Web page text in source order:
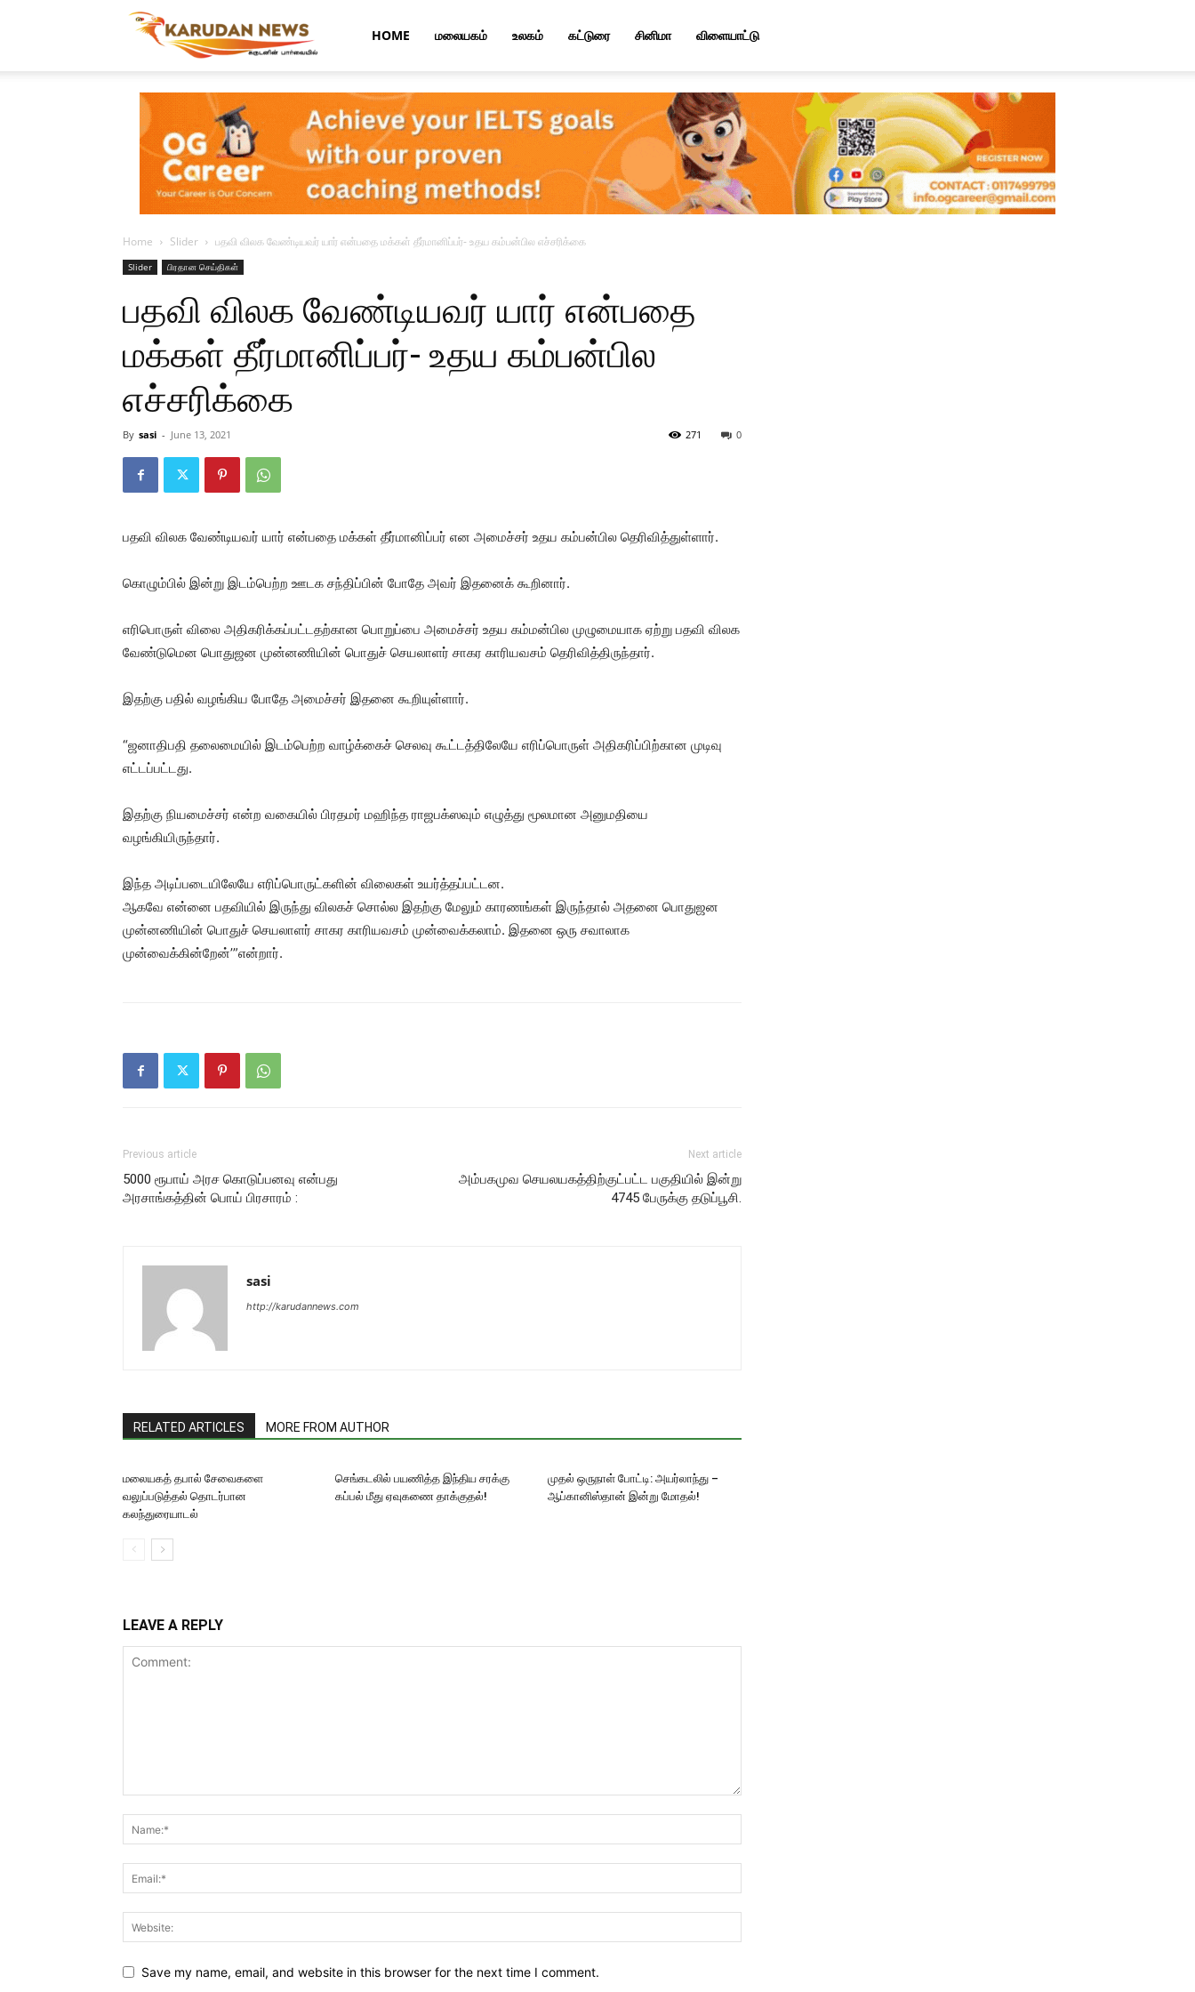
Karudan
News
HOME மலையகம் உலகம் கட்டுரை சினிமா விளையாட்டு
Home Slider பதவி விலக வேண்டியவர் யார் என்பதை மக்கள் தீர்மானிப்பர்- உதய கம்பன்பில எச்சரிக்கை
Slider பிரதான செய்திகள்
பதவி விலக வேண்டியவர் யார் என்பதை
மக்கள் தீர்மானிப்பர்- உதய கம்பன்பில
எச்சரிக்கை
By sasi - June 13, 2021 0
271
பதவி விலக வேண்டியவர் யார் என்பதை மக்கள் தீர்மானிப்பர் என அமைச்சர் உதய கம்பன்பில தெரிவித்துள்ளார்.
கொழும்பில் இன்று இடம்பெற்ற ஊடக சந்திப்பின் போதே அவர் இதனைக் கூறினார்.
எரிபொருள் விலை அதிகரிக்கப்பட்டதற்கான பொறுப்பை அமைச்சர் உதய கம்மன்பில முழுமையாக ஏற்று பதவி விலக
வேண்டுமென பொதுஜன முன்னணியின் பொதுச் செயலாளர் சாகர காரியவசம் தெரிவித்திருந்தார்.
இதற்கு பதில் வழங்கிய போதே அமைச்சர் இதனை கூறியுள்ளார்.
“ஜனாதிபதி தலைமையில் இடம்பெற்ற வாழ்க்கைச் செலவு கூட்டத்திலேயே எரிப்பொருள் அதிகரிப்பிற்கான முடிவு
எட்டப்பட்டது.
இதற்கு நியமைச்சர் என்ற வகையில் பிரதமர் மஹிந்த ராஜபக்ஸவும் எழுத்து மூலமான அனுமதியை
வழங்கியிருந்தார்.
இந்த அடிப்படையிலேயே எரிப்பொருட்களின் விலைகள் உயர்த்தப்பட்டன.
ஆகவே என்னை பதவியில் இருந்து விலகச் சொல்ல இதற்கு மேலும் காரணங்கள் இருந்தால் அதனை பொதுஜன
முன்னணியின் பொதுச் செயலாளர் சாகர காரியவசம் முன்வைக்கலாம். இதனை ஒரு சவாலாக
முன்வைக்கின்றேன்’”என்றார்.
Previous article
5000 ரூபாய் அரச கொடுப்பனவு என்பது
அரசாங்கத்தின் பொய் பிரசாரம் :
Next article
அம்பகமுவ செயலயகத்திற்குட்பட்ட பகுதியில் இன்று
4745 பேருக்கு தடுப்பூசி.
sasi
http://karudannews.com
RELATED ARTICLES MORE FROM AUTHOR
மலையகத் தபால் சேவைகளை
வலுப்படுத்தல் தொடர்பான
கலந்துரையாடல்
செங்கடலில் பயணித்த இந்திய சரக்கு
கப்பல் மீது ஏவுகணை தாக்குதல்!
முதல் ஒருநாள் போட்டி: அயர்லாந்து –
ஆப்கானிஸ்தான் இன்று மோதல்!
LEAVE A REPLY
Save my name, email, and website in this browser for the next time I comment.